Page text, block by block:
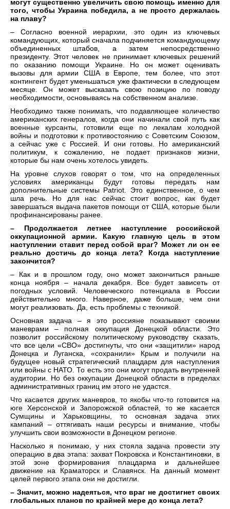
могут существенно увеличить свою помощь именно для
того, чтобы Украина победила, а не просто держалась
на плаву?
– Согласно военной иерархии, это один из ключевых
командующих, который сначала подчиняется командующему
объединенных штабов, а затем непосредственно
президенту. Этот человек не принимает ключевых решений
по оказанию помощи Украине. Но он может оценивать
вызовы для армии США в Европе, тем более, что этот
контингент будет уменьшаться уже фактически в следующем
месяце. Он может высказать свою позицию по поводу
необходимости, основываясь на собственном анализе.
Необходимо также понимать, что подавляющее количество
американских генералов, когда они начинали свой путь как
военные курсанты, готовили еще по лекалам холодной
войны и подготовки к противостоянию с Советским Союзом,
а сейчас уже с Россией. И они готовы. Но американский
политикум, к сожалению, не подает признаков жизни,
которые бы нам очень хотелось увидеть.
На уровне слухов говорят о том, что на определенных
условиях американцы будут готовы передать нам
дополнительные системы Patriot. Это единственное, о чем
шла речь. Но для нас сейчас стоит вопрос, как будет
завершаться выдача пакетов помощи от США, которые были
профинансированы ранее.
– Продолжается летнее наступление российской
оккупационной армии. Какую главную цель в этом
наступлении ставит перед собой враг? Может ли он ее
реально достичь до конца лета? Когда наступление
закончится?
– Как и в прошлом году, оно может закончиться раньше
конца ноября – начала декабря. Все будет зависеть от
погодных условий. Человеческого потенциала в России
действительно много. Наверное, даже больше, чем они
могут реализовать. Да, есть проблемы с техникой.
Основная задача – я это россияне показывают своими
маневрами – полная оккупация Донецкой области. Это
позволит российскому политическому руководству сказать,
что все цели «СВО» достигнуты, что они «защитили» народ
Донецка и Луганска, «сохранили» Крым и получили на
будущее новый стратегический плацдарм для наступления
или войны с НАТО. То есть это они могут продать внутренней
аудитории. Но без оккупации Донецкой области в пределах
административных границ им этого не удастся.
Что касается других маневров, то якобы что-то готовится на
юге Херсонской и Запорожской областей, то же касается
Сумщины и Харьковщины, то основная задача этих
кампаний – оттягивать наши ресурсы и внимание, чтобы
улучшить свои возможности в Донецком регионе.
Насколько я понимаю, у них стояла задача провести эту
операцию в два этапа: захват Покровска и Константиновки, в
этой зоне формирования плацдарма и дальнейшее
движение на Краматорск и Славянск. На данный момент
целей первого этапа они не достигли.
– Значит, можно надеяться, что враг не достигнет своих
глобальных планов по крайней мере до конца лета?